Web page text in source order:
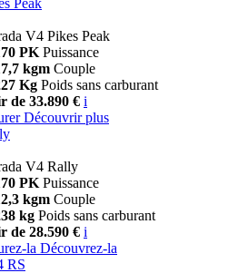
V4 Pikes Peak
PK Puissance
kgm Couple
Kg Poids sans carburant
de 33.890 € i
Découvrir plus
V4 Rally
PK Puissance
kgm Couple
kg Poids sans carburant
de 28.590 € i
la Découvrez-la
RS